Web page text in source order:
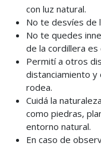
con luz natural.
No te desvíes de
No te quedes
de la cordillera es
Permití a otros
distanciamiento y
rodea.
Cuidá la
como piedras,
entorno natural.
En caso de